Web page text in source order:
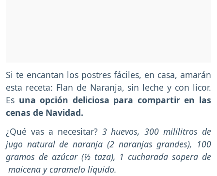
Si te encantan los postres fáciles, en casa, amarán
esta receta: Flan de Naranja, sin leche y con licor.
Es una opción deliciosa para compartir en las
cenas de Navidad.
¿Qué vas a necesitar? 3 huevos, 300 mililitros de
jugo natural de naranja (2 naranjas grandes), 100
gramos de azúcar (½ taza), 1 cucharada sopera de
maicena y caramelo líquido.